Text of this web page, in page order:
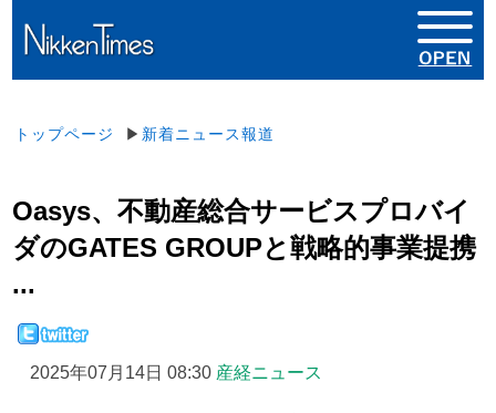
トップページ ▶ 新着ニュース報道
Oasys、不動産総合サービスプロバイ
ダのGATES GROUPと戦略的事業提携
...
2025年07月14日 08:30 産経ニュース